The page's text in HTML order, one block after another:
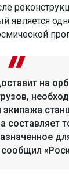
является
на
экипажа
составляет